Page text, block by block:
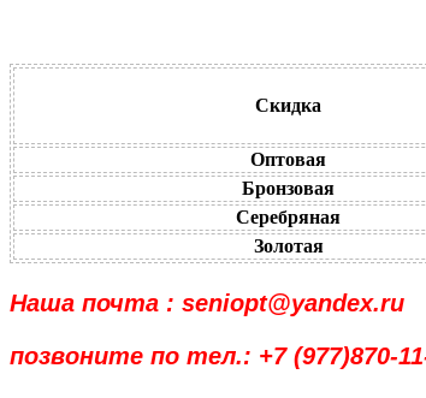
Скидка
Оптовая
Бронзовая
Серебряная
Золотая
Наша почта : seniopt@yandex.ru
позвоните по тел.: +7 (977)870-
Интернет